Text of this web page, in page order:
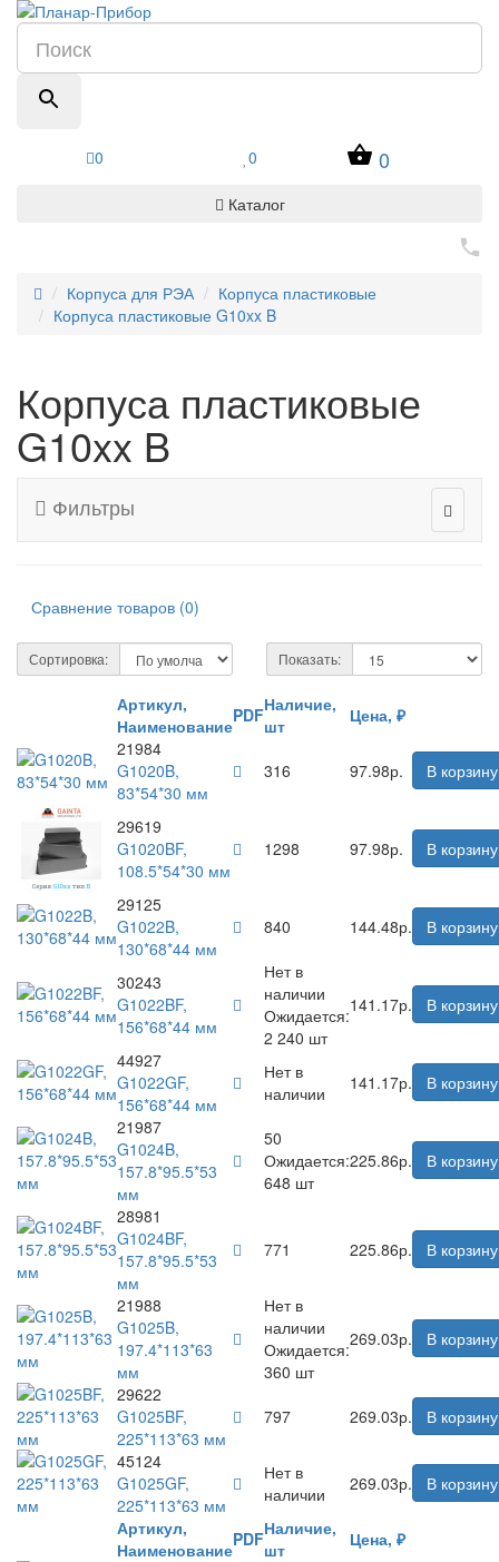
0 0 0
Каталог
Корпуса для РЭА
Корпуса пластиковые
Корпуса пластиковые G10xx B
Корпуса пластиковые
G10xx B
Фильтры
Сравнение товаров (0)
Сортировка: Показать:
Артикул,
НаименованиеPDFНаличие,
шт
Цена, ₽
Артикул,
НаименованиеPDFНаличие,
шт
Цена, ₽
21984
G1020B,
83*54*30 мм
316 97.98р. В корзину
29619
G1020BF,
108.5*54*30 мм
1298 97.98р. В корзину
29125
G1022B,
130*68*44 мм
840 144.48р. В корзину
30243
G1022BF,
156*68*44 мм
Нет в
наличии
Ожидается:
2 240 шт
141.17р. В корзину
44927
G1022GF,
156*68*44 мм
Нет в
наличии
141.17р.
В корзину
21987
G1024B,
157.8*95.5*53
мм
50
Ожидается:
648 шт
225.86р. В корзину
28981
G1024BF,
157.8*95.5*53
мм
771 225.86р. В корзину
21988
G1025B,
197.4*113*63
мм
Нет в
наличии
Ожидается:
360 шт
269.03р. В корзину
29622
G1025BF,
225*113*63 мм
797 269.03р.
В корзину
45124
G1025GF,
225*113*63 мм
Нет в
наличии
269.03р. В корзину